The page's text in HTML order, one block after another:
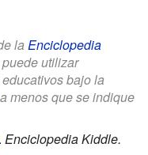
la Enciclopedia
utilizar
bajo la
a menos que se indique
. Enciclopedia Kiddle.